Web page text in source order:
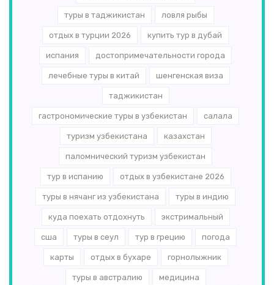
туры в таджикистан ловля рыбы
отдых в турции 2026 купить тур в дубай
испания достопримечательности города
лечебные туры в китай шенгенская виза
таджикистан
гастрономические туры в узбекистан салала
туризм узбекистана казахстан
паломнический туризм узбекистан
тур в испанию отдых в узбекистане 2026
туры в нячанг из узбекистана туры в индию
куда поехать отдохнуть экстримальный
сша туры в сеул тур в грецию погода
карты отдых в бухаре горнолыжник
туры в австралию медицина